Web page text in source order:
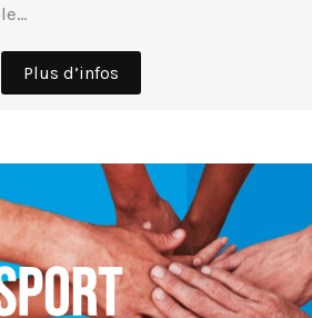
le…
Plus d’infos